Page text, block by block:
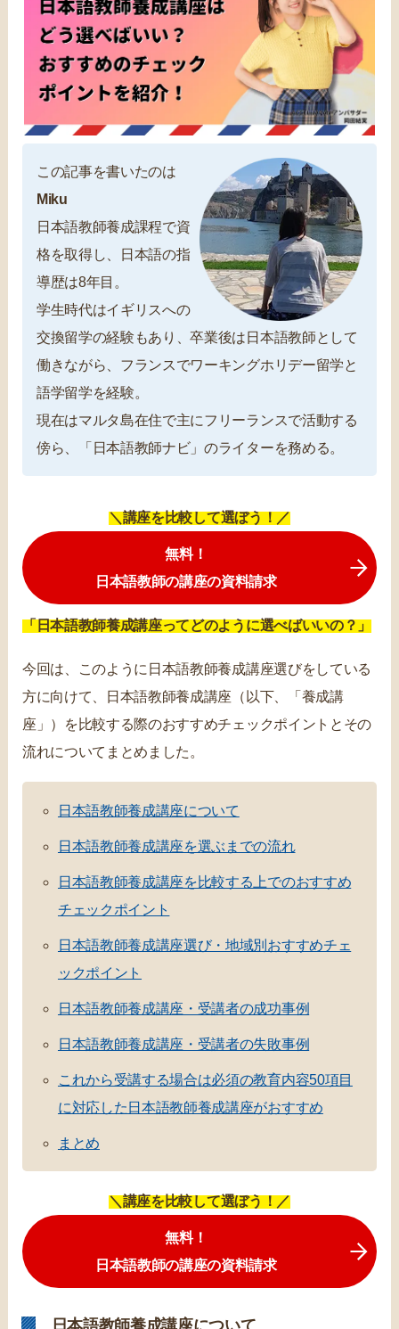
この記事を書いたのは
Miku
日本語教師養成課程で資
格を取得し、日本語の指
導歴は8年目。
学生時代はイギリスへの
交換留学の経験もあり、卒業後は日本語教師として
働きながら、フランスでワーキングホリデー留学と
語学留学を経験。
現在はマルタ島在住で主にフリーランスで活動する
傍ら、「日本語教師ナビ」のライターを務める。
＼講座を比較して選ぼう！／
無料！
日本語教師の講座の資料請求
「日本語教師養成講座ってどのように選べばいいの？」
今回は、このように日本語教師養成講座選びをしている
方に向けて、日本語教師養成講座（以下、「養成講
座」）を比較する際のおすすめチェックポイントとその
流れについてまとめました。
日本語教師養成講座について
日本語教師養成講座を選ぶまでの流れ
日本語教師養成講座を比較する上でのおすすめ
チェックポイント
日本語教師養成講座選び・地域別おすすめチェ
ックポイント
日本語教師養成講座・受講者の成功事例
日本語教師養成講座・受講者の失敗事例
これから受講する場合は必須の教育内容50項目
に対応した日本語教師養成講座がおすすめ
まとめ
＼講座を比較して選ぼう！／
無料！
日本語教師の講座の資料請求
日本語教師養成講座について